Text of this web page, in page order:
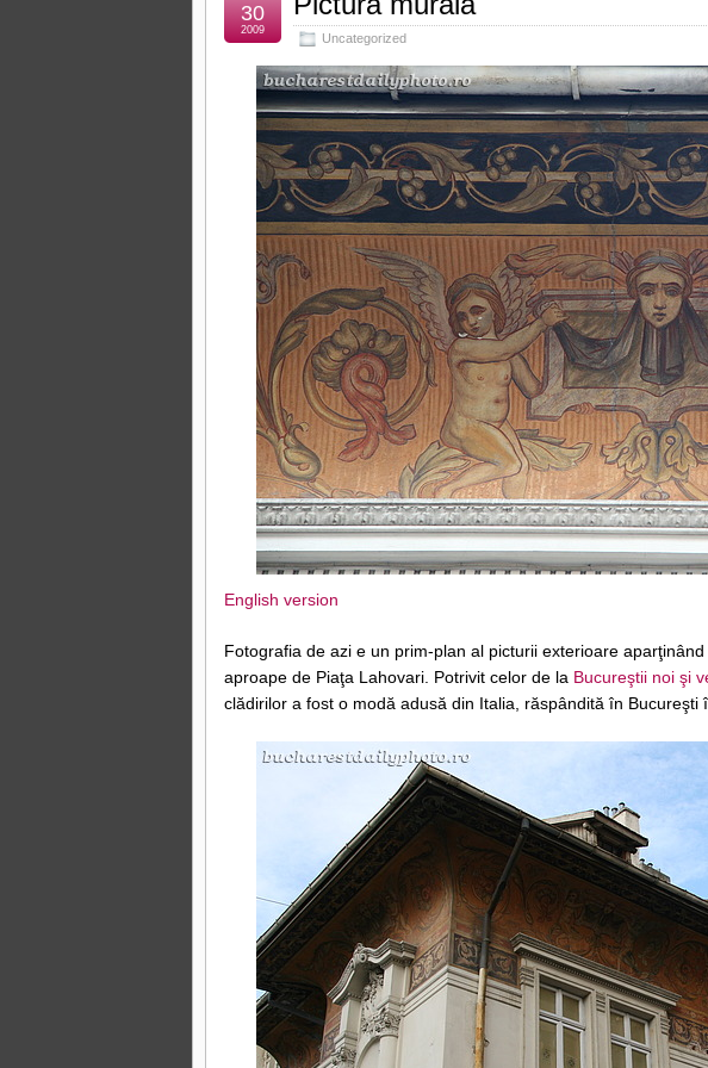
Uncategorized
30
2009
English version
Fotografia de azi e un prim-plan al picturii exterioare
aproape de Piaţa Lahovari. Potrivit celor de la Bucureştii noi şi
clădirilor a fost o modă adusă din Italia, răspândită în Bucureşti